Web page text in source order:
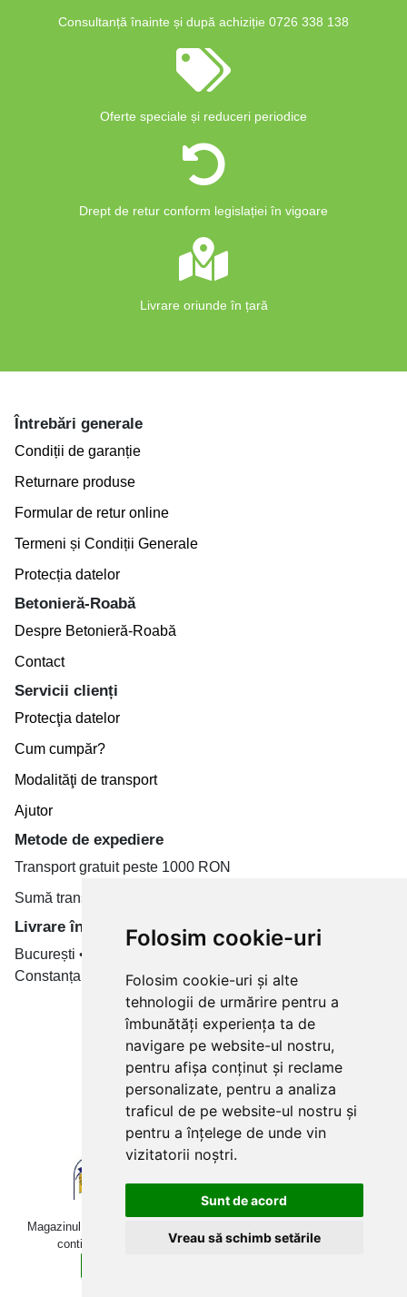
Folosim cookie-uri
Folosim cookie-uri și alte
tehnologii de urmărire pentru a
îmbunătăți experiența ta de
navigare pe website-ul nostru,
pentru afișa conținut și reclame
personalizate, pentru a analiza
traficul de pe website-ul nostru și
pentru a înțelege de unde vin
vizitatorii noștri.
Sunt de acord
Vreau să schimb setările
Magazinul online betoniera-roaba.ro folosește cookies. Navigând în
continuare, îți exprimi acordul pentru folosirea acestora.
Consultanță înainte și după achiziție 0726 338 138
Oferte speciale și reduceri periodice
Drept de retur conform legislației în vigoare
Livrare oriunde în țară
Întrebări generale
Condiții de garanție
Returnare produse
Formular de retur online
Termeni și Condiții Generale
Protecția datelor
Betonieră-Roabă
Despre Betonieră-Roabă
Contact
Servicii clienți
Protecţia datelor
Cum cumpăr?
Modalităţi de transport
Ajutor
Metode de expediere
Transport gratuit peste 1000 RON
Sumă transport de la 19.99 RON
Livrare în toate țară
București • Cluj-Napoca • Brașov • Timișoara • Iași •
Constanța • Craiova
Plăți cu card bancar prin